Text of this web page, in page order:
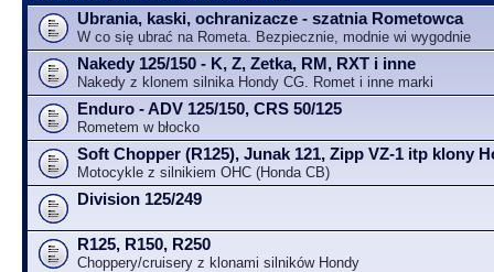
Ubrania, kaski, ochranizacze - szatnia Rometowca
W co się ubrać na Rometa. Bezpiecznie, modnie wi wygodnie
Nakedy 125/150 - K, Z, Zetka, RM, RXT i inne
Nakedy z klonem silnika Hondy CG. Romet i inne marki
Enduro - ADV 125/150, CRS 50/125
Rometem w błocko
Soft Chopper (R125), Junak 121, Zipp VZ-1 itp klony
Motocykle z silnikiem OHC (Honda CB)
Division 125/249
R125, R150, R250
Choppery/cruisery z klonami silników Hondy